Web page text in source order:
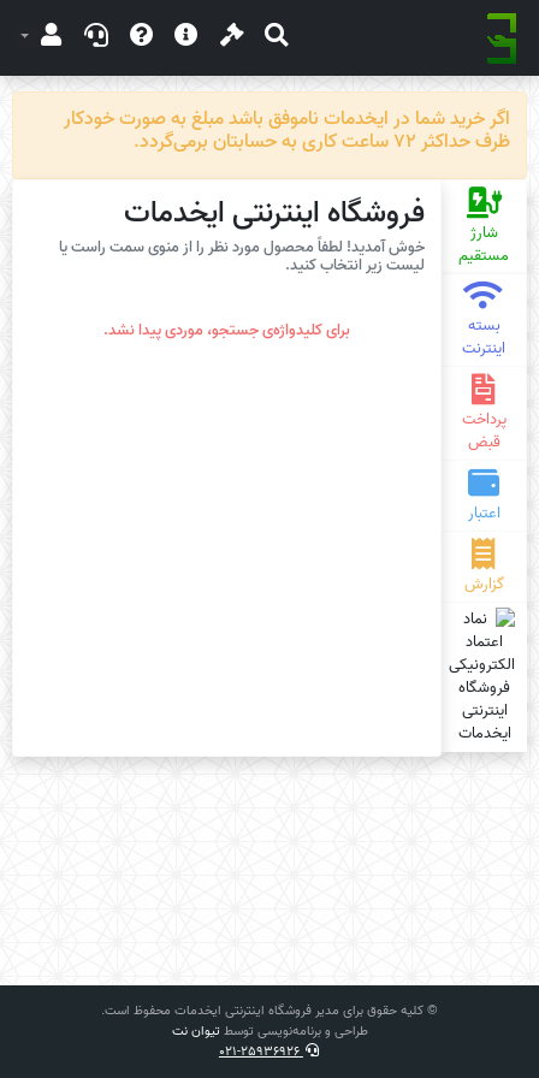
اگر خرید شما در ایخدمات ناموفق باشد مبلغ به صورت خودکار
ظرف حداکثر 72 ساعت کاری به حسابتان برمی‌گردد.
شارژ
مستقیم
بسته
اینترنت
پرداخت
قبض
اعتبار
گزارش
فروشگاه اینترنتی ایخدمات
خوش آمدید! لطفاً محصول مورد نظر را از منوی سمت راست یا
لیست زیر انتخاب کنید.
برای کلیدواژه‌ی جستجو، موردی پیدا نشد.
© کلیه حقوق برای مدیر فروشگاه اینترنتی ایخدمات محفوظ است.
طراحی و برنامه‌نویسی توسط تیوان نت
021-25936926